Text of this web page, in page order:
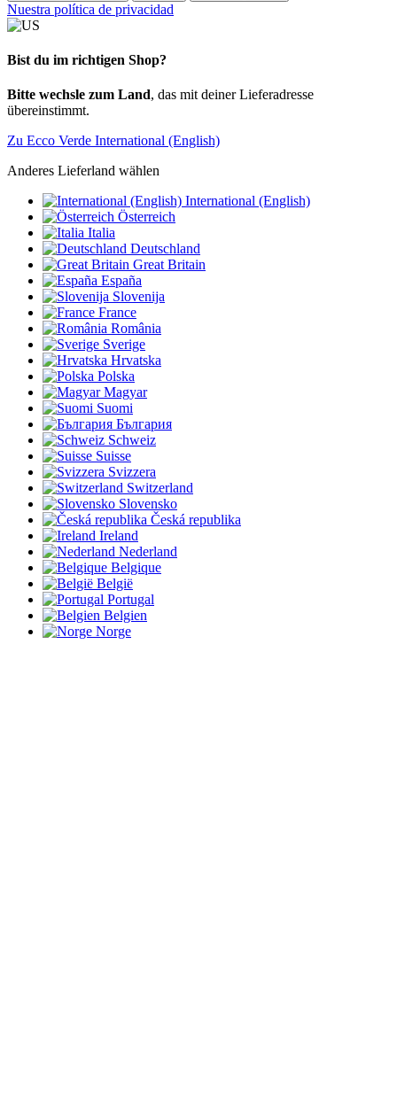
Nuestra política de privacidad
Bist du im richtigen Shop?
Bitte wechsle zum Land, das mit deiner Lieferadresse
übereinstimmt.
Zu Ecco Verde International (English)
Anderes Lieferland wählen
International (English)
Österreich
Italia
Deutschland
Great Britain
España
Slovenija
France
România
Sverige
Hrvatska
Polska
Magyar
Suomi
България
Schweiz
Suisse
Svizzera
Switzerland
Slovensko
Česká republika
Ireland
Nederland
Belgique
België
Portugal
Belgien
Norge